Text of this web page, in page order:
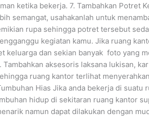
ketika bekerja. 7. Tambahkan Potret
semangat, usahakanlah untuk
rupa sehingga potret tersebut
kegiatan kamu. Jika ruang
keluarga dan sekian banyak foto yang
aksesoris laksana lukisan,
ruang kantor terlihat
Hias Jika anda bekerja di suatu
hidup di sekitaran ruang kantor
namun dapat dilakukan dengan